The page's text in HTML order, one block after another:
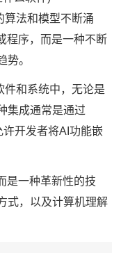
算法和模型不断涌
程序，而是一种不断
势。
件和系统中，无论是
集成通常是通过
开发者将AI功能嵌
是一种革新性的技
式，以及计算机理解